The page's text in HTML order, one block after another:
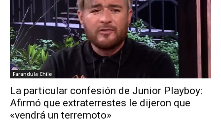
Farandula Chile
La particular confesión de Junior Playboy:
Afirmó que extraterrestes le dijeron que
«vendrá un terremoto»